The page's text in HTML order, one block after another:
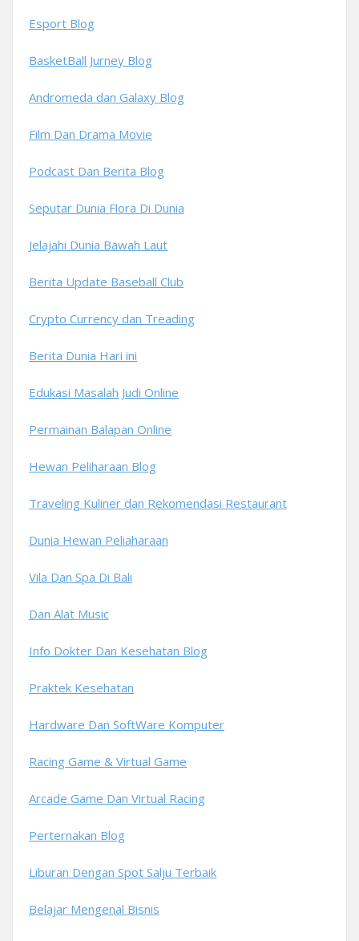
Esport Blog
BasketBall Jurney Blog
Andromeda dan Galaxy Blog
Film Dan Drama Movie
Podcast Dan Berita Blog
Seputar Dunia Flora Di Dunia
Jelajahi Dunia Bawah Laut
Berita Update Baseball Club
Crypto Currency dan Treading
Berita Dunia Hari ini
Edukasi Masalah Judi Online
Permainan Balapan Online
Hewan Peliharaan Blog
Traveling Kuliner dan Rekomendasi Restaurant
Dunia Hewan Peliaharaan
Vila Dan Spa Di Bali
Dan Alat Music
Info Dokter Dan Kesehatan Blog
Praktek Kesehatan
Hardware Dan SoftWare Komputer
Racing Game & Virtual Game
Arcade Game Dan Virtual Racing
Perternakan Blog
Liburan Dengan Spot Salju Terbaik
Belajar Mengenal Bisnis